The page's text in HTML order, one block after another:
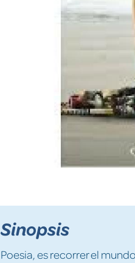
Sinopsis
Poesia, es recorrer el